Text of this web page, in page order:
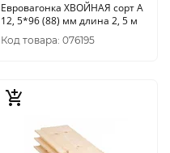
Евровагонка ХВОЙНАЯ сорт А
12, 5*96 (88) мм длина 2, 5 м
Код товара: 076195